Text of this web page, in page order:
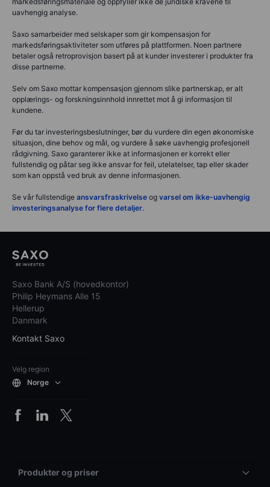
uavhengig analyse.
Saxo samarbeider med selskaper som gir kompensasjon for
markedsføringsaktiviteter som utføres på plattformen. Noen partnere
betaler også retroprovisjon basert på at kunder investerer i produkter fra
disse partnerne.
Selv om Saxo mottar kompensasjon gjennom slike partnerskap, er alt
opplærings- og forskningsinnhold innrettet mot å gi informasjon til
kundene.
Før du tar investeringsbeslutninger, bør du vurdere din egen økonomiske
situasjon, dine behov og mål, og vurdere å søke uavhengig profesjonell
rådgivning. Saxo garanterer ikke at informasjonen er korrekt eller
fullstendig og påtar seg ikke ansvar for feil, utelatelser, tap eller skader
som kan oppstå ved bruk av denne informasjonen.
Se vår fullstendige ansvarsfraskrivelse og varsel om ikke-uavhengig
investeringsanalyse for flere detaljer.
Saxo Bank A/S (hovedkontor)
Philip Heymans Alle 15
Hellerup
Danmark
Kontakt Saxo
Velg region
Norge
Produkter og priser